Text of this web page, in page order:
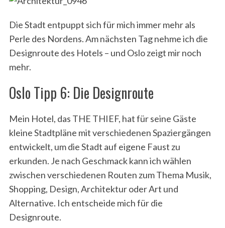
Die Stadt entpuppt sich für mich immer mehr als
Perle des Nordens. Am nächsten Tag nehme ich die
Designroute des Hotels – und Oslo zeigt mir noch
mehr.
Oslo Tipp 6: Die Designroute
Mein Hotel, das THE THIEF, hat für seine Gäste
kleine Stadtpläne mit verschiedenen Spaziergängen
entwickelt, um die Stadt auf eigene Faust zu
erkunden. Je nach Geschmack kann ich wählen
zwischen verschiedenen Routen zum Thema Musik,
Shopping, Design, Architektur oder Art und
Alternative. Ich entscheide mich für die
Designroute.